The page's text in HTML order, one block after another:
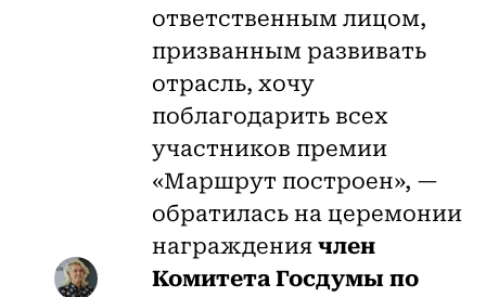
ответственным лицом,
призванным развивать
отрасль, хочу
поблагодарить всех
участников премии
«Маршрут построен», —
обратилась на церемонии
награждения член
Комитета Госдумы по